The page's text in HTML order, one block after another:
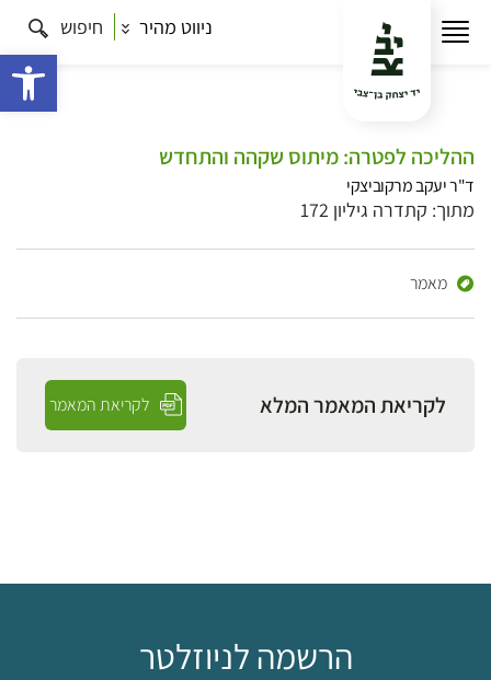
ניווט מהיר חיפוש
ההליכה לפטרה: מיתוס שקהה והתחדש
ד"ר יעקב מרקוביצקי
מתוך: קתדרה גיליון 172
מאמר
לקריאת המאמר המלא לקריאת המאמר
הרשמה לניוזלטר